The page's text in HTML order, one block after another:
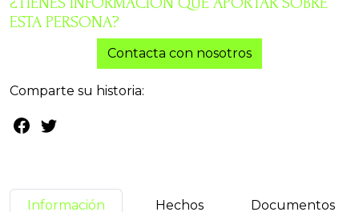
ESTA PERSONA?
Contacta con nosotros
Comparte su historia:
Información
Hechos
Documentos